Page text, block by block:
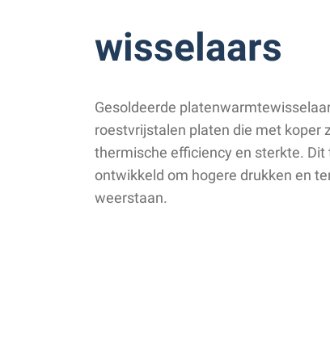
wisselaars
Gesoldeerde
roestvrijstalen platen die met koper
thermische efficiency en sterkte.
ontwikkeld om hogere drukken en
weerstaan.